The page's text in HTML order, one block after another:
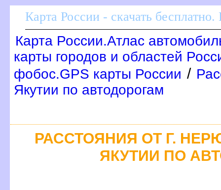
Карта России - скачать
Карта России.Атлас
карты городов и областей
фобос.GPS карты России /
Якутии по автодорогам
РАССТОЯНИЯ ОТ Г.
ЯКУТИИ ПО